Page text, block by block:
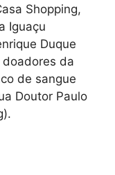
Shopping,
Iguaçu
Duque
da
de sangue
Doutor Paulo